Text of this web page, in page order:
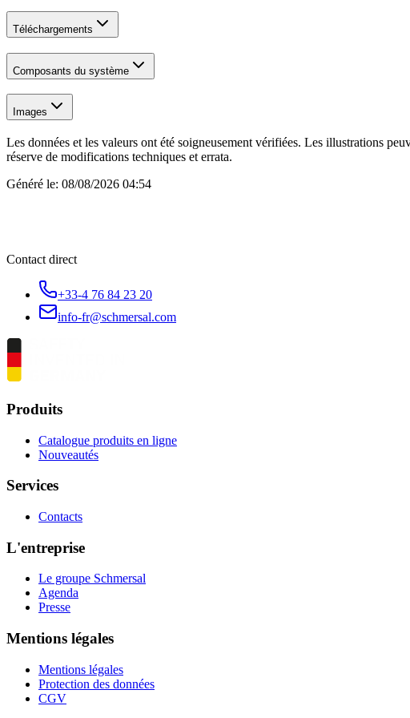
Téléchargements
Composants du système
Images
Les données et les valeurs ont été soigneusement vérifiées. Les illustrations
réserve de modifications techniques et errata.
Généré le: 08/08/2026 04:54
Contact direct
+33-4 76 84 23 20
info-fr@schmersal.com
Produits
Catalogue produits en ligne
Nouveautés
Services
Contacts
L'entreprise
Le groupe Schmersal
Agenda
Presse
Mentions légales
Mentions légales
Protection des données
CGV